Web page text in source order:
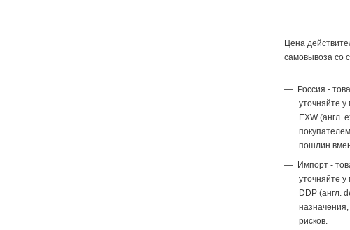
Цена
самовывоза со
Россия -
уточняйте
EXW (англ.
пошлин
Импорт -
уточняйте
DDP (англ.
рисков.